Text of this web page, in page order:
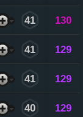
41 130
41 129
41 129
40 129